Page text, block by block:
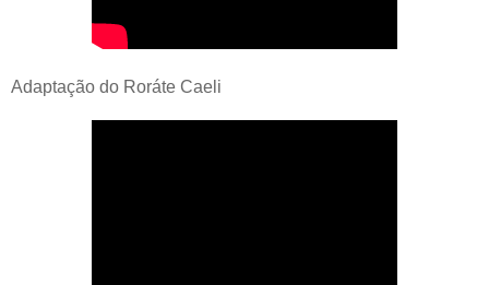
Adaptação do Roráte Caeli